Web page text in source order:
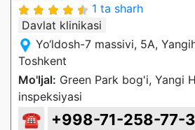
1 ta sharh
Davlat klinikasi
Yo‘ldosh-7 massivi, 5A,
Toshkent
Mo'ljal: Green Park bog'i, Yangi
inspeksiyasi
☎ +998-71-258-77-